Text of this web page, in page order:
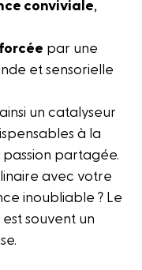
conviviale,
par une
et sensorielle
un catalyseur
à la
partagée.
avec votre
inoubliable ? Le
souvent un